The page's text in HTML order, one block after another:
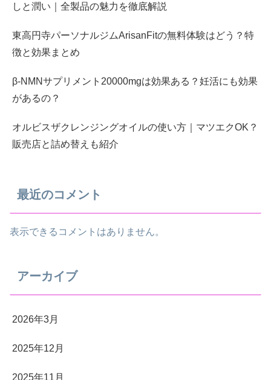
しと潤い｜全製品の魅力を徹底解説
東高円寺パーソナルジムArisanFitの無料体験はどう？特
徴と効果まとめ
β-NMNサプリメント20000mgは効果ある？妊活にも効果
があるの？
オルビスザクレンジングオイルの使い方｜マツエクOK？
販売店と詰め替えも紹介
最近のコメント
表示できるコメントはありません。
アーカイブ
2026年3月
2025年12月
2025年11月